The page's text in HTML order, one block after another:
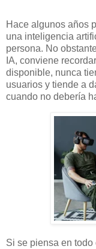
Hace algunos años
una inteligencia
persona. No
IA, conviene
disponible, nunca
usuarios y tiende a
cuando no debería
Si se piensa en